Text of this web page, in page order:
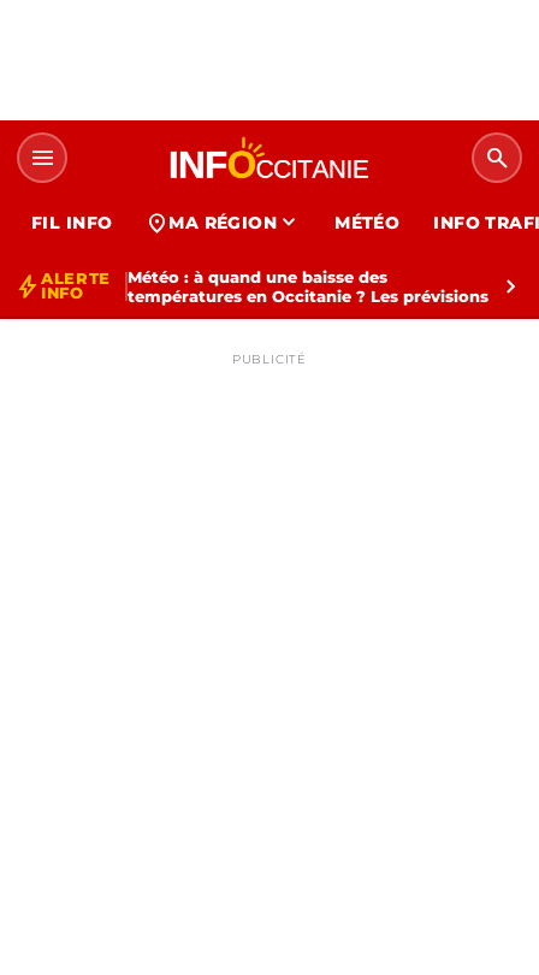
menu search
FIL INFO location_on MA RÉGION expand_more MÉTÉO INFO
bolt ALERTE
INFO
Météo : à quand une baisse des
températures en Occitanie ? Les prévisions
chevron_right
PUBLICITÉ